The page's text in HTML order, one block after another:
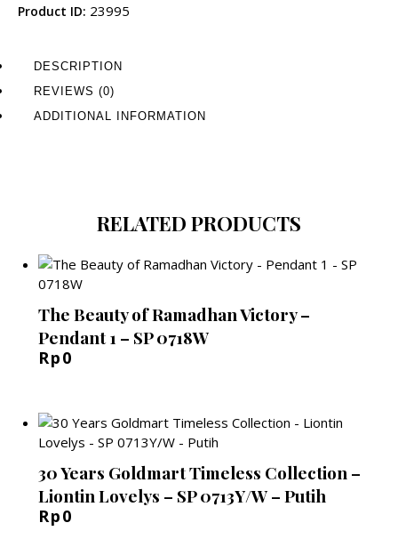
Product ID: 23995
DESCRIPTION
REVIEWS (0)
ADDITIONAL INFORMATION
RELATED PRODUCTS
The Beauty of Ramadhan Victory –
Pendant 1 – SP 0718W
Rp0
30 Years Goldmart Timeless Collection –
Liontin Lovelys – SP 0713Y/W – Putih
Rp0